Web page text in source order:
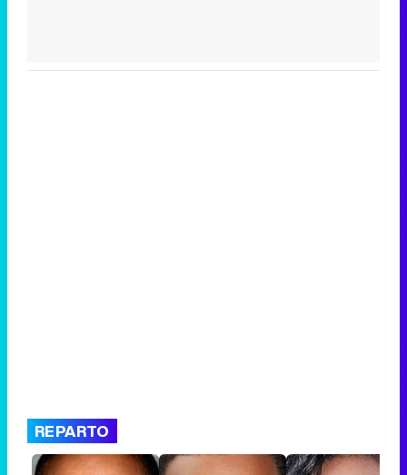
REPARTO